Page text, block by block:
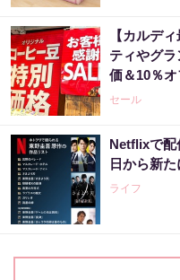
【カルデ
ティやグ
価＆10％
セール
Netflixで配
日から新
ライフ